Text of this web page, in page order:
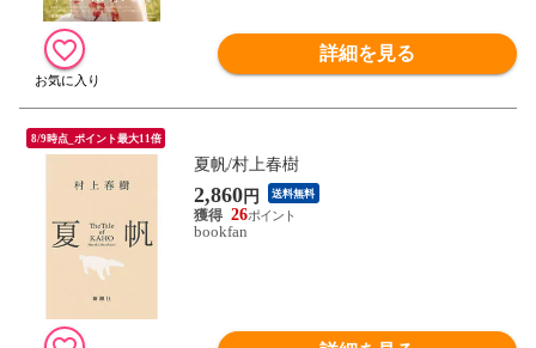
詳細を見る
8/9時点_ポイント最大11倍
夏帆/村上春樹
2,860円 送料無料
26
bookfan